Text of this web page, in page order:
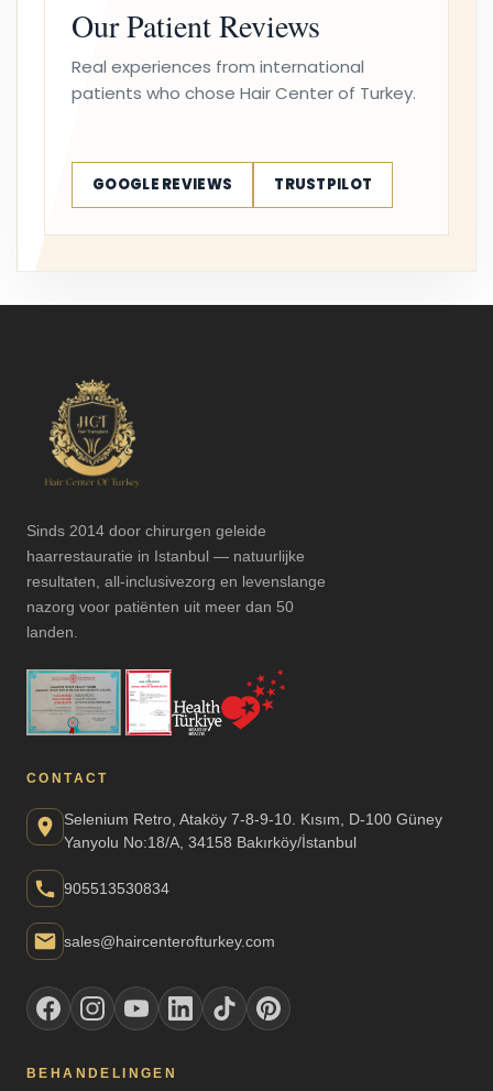
Our Patient Reviews
Real experiences from international
patients who chose Hair Center of Turkey.
GOOGLE REVIEWS TRUSTPILOT
Sinds 2014 door chirurgen geleide
haarrestauratie in Istanbul — natuurlijke
resultaten, all-inclusivezorg en levenslange
nazorg voor patiënten uit meer dan 50
landen.
CONTACT
Selenium Retro, Ataköy 7-8-9-10. Kısım, D-100 Güney
Yanyolu No:18/A, 34158 Bakırköy/İstanbul
905513530834
sales@haircenterofturkey.com
BEHANDELINGEN